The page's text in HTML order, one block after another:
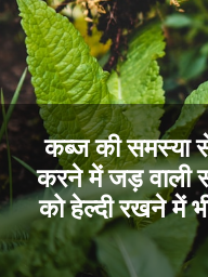
कब्ज की समस्या
करने में जड़ वाली
को हेल्दी रखने में